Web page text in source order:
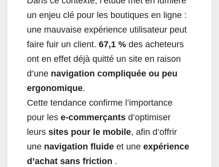
un enjeu clé pour les boutiques en ligne :
une mauvaise expérience utilisateur peut
faire fuir un client. 67,1 % des acheteurs
ont en effet déjà quitté un site en raison
d’une navigation compliquée ou peu
ergonomique.
Cette tendance confirme l’importance
pour les e-commerçants d’optimiser
leurs sites pour le mobile, afin d’offrir
une navigation fluide et une expérience
d’achat sans friction .